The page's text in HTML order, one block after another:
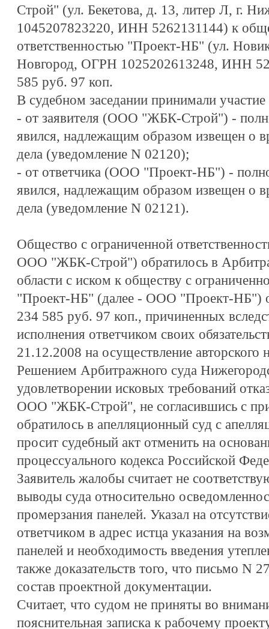
Строй" (ул. Бекетова, д. 13, литер Л, г.
1045207823220, ИНН 5262131144) к
ответственностью "Проект-НБ" (ул.
Новгород, ОГРН 1025202613248, ИНН
585 руб. 97 коп.
В судебном заседании принимали участие
- от заявителя (ООО "ЖБК-Строй") -
явился, надлежащим образом извещен о
дела (уведомление N 02120);
- от ответчика (ООО "Проект-НБ") -
явился, надлежащим образом извещен о
дела (уведомление N 02121).
Общество с ограниченной
ООО "ЖБК-Строй") обратилось в
области с иском к обществу с
"Проект-НБ" (далее - ООО "Проект-НБ")
234 585 руб. 97 коп., причиненных
исполнения ответчиком своих
21.12.2008 на осуществление авторского
Решением Арбитражного суда
удовлетворении исковых требований
ООО "ЖБК-Строй", не согласившись с
обратилось в апелляционный суд с
просит судебный акт отменить на
процессуального кодекса Российской
Заявитель жалобы считает не
выводы суда относительно
промерзания панелей. Указал на
ответчиком в адрес истца указания на
панелей и необходимость введения
также доказательств того, что письмо N
состав проектной документации.
Считает, что судом не приняты во
пояснительная записка к рабочему